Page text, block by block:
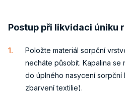
Postup při likvidaci úniku
Položte materiál sorpční
necháte působit. Kapalina se
do úplného nasycení sorpční
zbarvení textilie).